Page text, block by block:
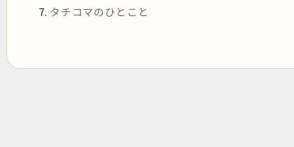
タチコマのひとこと